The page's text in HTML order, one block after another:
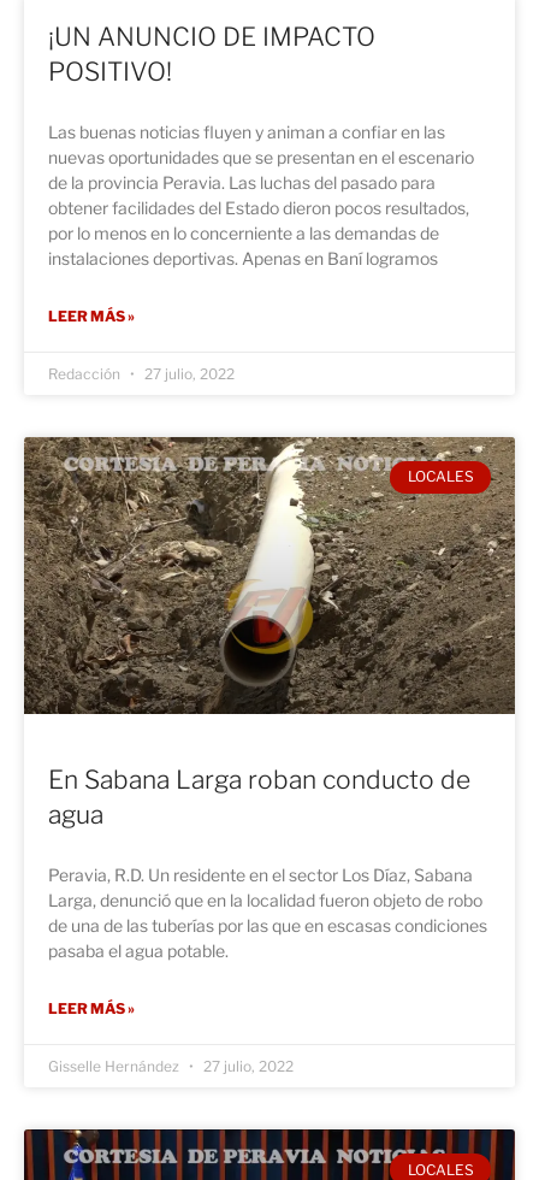
¡UN ANUNCIO DE IMPACTO
POSITIVO!
Las buenas noticias fluyen y animan a confiar en las
nuevas oportunidades que se presentan en el escenario
de la provincia Peravia. Las luchas del pasado para
obtener facilidades del Estado dieron pocos resultados,
por lo menos en lo concerniente a las demandas de
instalaciones deportivas. Apenas en Baní logramos
LEER MÁS »
Redacción 27 julio, 2022
LOCALES
En Sabana Larga roban conducto de
agua
Peravia, R.D. Un residente en el sector Los Díaz, Sabana
Larga, denunció que en la localidad fueron objeto de robo
de una de las tuberías por las que en escasas condiciones
pasaba el agua potable.
LEER MÁS »
Gisselle Hernández 27 julio, 2022
LOCALES